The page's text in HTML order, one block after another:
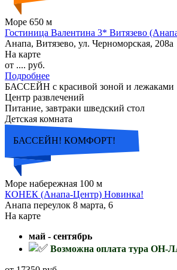
Море 650 м
Гостиница Валентина 3* Витязево
Анапа, Витязево, ул. Черноморская, 208а
На карте
от .... руб.
Подробнее
БАССЕЙН с красивой зоной и лежаками
Центр развлечений
Питание, завтраки шведский стол
Детская комната
БАССЕЙН! КОМФОРТ!
Море набережная 100 м
КОНЕК (Анапа-Центр) Новинка!
Анапа переулок 8 марта, 6
На карте
май - сентябрь
Возможна оплата тура ОН-